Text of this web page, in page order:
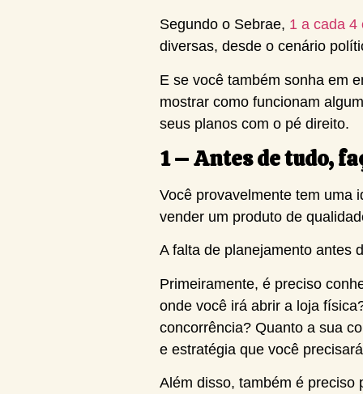
Segundo o Sebrae, 1 a cada 4
diversas, desde o cenário
E se você também sonha em
mostrar como funcionam
seus planos com o pé direito.
1 – Antes de tudo,
Você provavelmente tem uma
vender um produto de
A falta de planejamento antes
Primeiramente, é preciso
onde você irá abrir a loja
concorrência? Quanto a sua
e estratégia que você
Além disso, também é preciso